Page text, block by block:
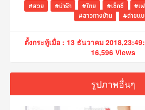
#สวย #น่ารัก #ไทย #เซ็กซี่ #เ
#สาวทางบ้าน
#ถ่ายแ
ตั้งกระทู้เมื่อ : 13 ธันวาคม
16,596 Views
รูปภาพอื่นๆ